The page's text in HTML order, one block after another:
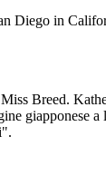
Diego in
Breed.
giapponese